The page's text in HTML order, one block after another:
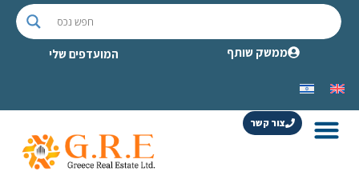
ממשק שותף המועדפים שלי
צור קשר